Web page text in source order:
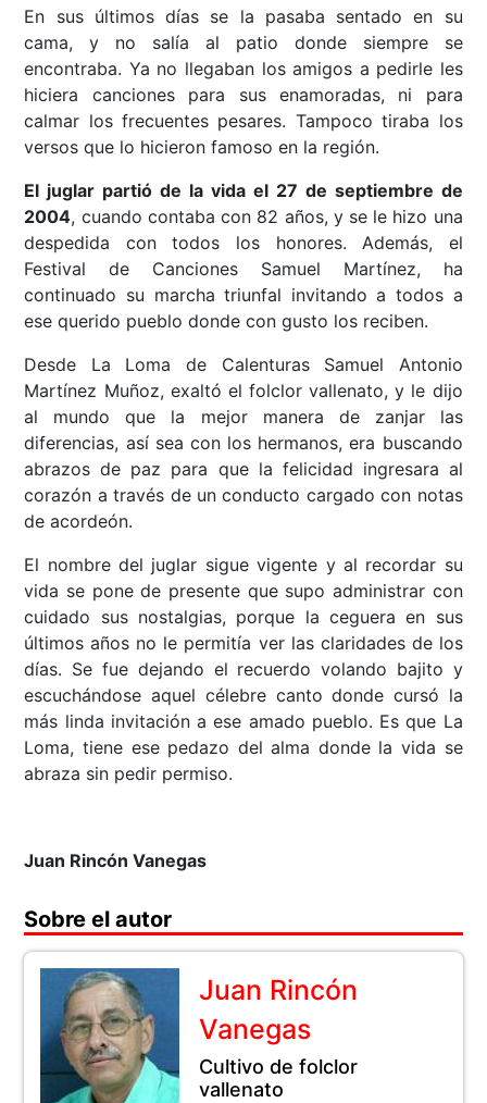
En sus últimos días se la pasaba sentado en su
cama, y no salía al patio donde siempre se
encontraba. Ya no llegaban los amigos a pedirle les
hiciera canciones para sus enamoradas, ni para
calmar los frecuentes pesares. Tampoco tiraba los
versos que lo hicieron famoso en la región.
El juglar partió de la vida el 27 de septiembre de
2004, cuando contaba con 82 años, y se le hizo una
despedida con todos los honores. Además, el
Festival de Canciones Samuel Martínez, ha
continuado su marcha triunfal invitando a todos a
ese querido pueblo donde con gusto los reciben.
Desde La Loma de Calenturas Samuel Antonio
Martínez Muñoz, exaltó el folclor vallenato, y le dijo
al mundo que la mejor manera de zanjar las
diferencias, así sea con los hermanos, era buscando
abrazos de paz para que la felicidad ingresara al
corazón a través de un conducto cargado con notas
de acordeón.
El nombre del juglar sigue vigente y al recordar su
vida se pone de presente que supo administrar con
cuidado sus nostalgias, porque la ceguera en sus
últimos años no le permitía ver las claridades de los
días. Se fue dejando el recuerdo volando bajito y
escuchándose aquel célebre canto donde cursó la
más linda invitación a ese amado pueblo. Es que La
Loma, tiene ese pedazo del alma donde la vida se
abraza sin pedir permiso.
Juan Rincón Vanegas
Sobre el autor
Juan Rincón
Vanegas
Cultivo de folclor
vallenato